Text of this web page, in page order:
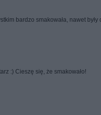
bardzo smakowała, nawet były
:) Cieszę się, że smakowało!